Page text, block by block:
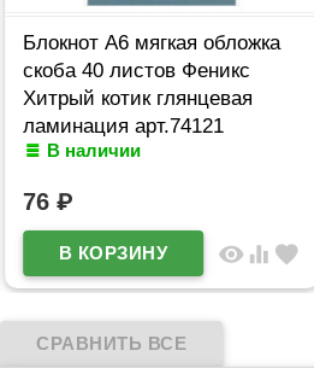
Блокнот А6 мягкая обложка
скоба 40 листов Феникс
Хитрый котик глянцевая
ламинация арт.74121
В наличии
76 ₽
visibility equalizer favorite